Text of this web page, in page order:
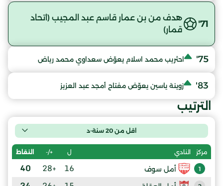
71'
هدف من بن عمار قاسم عبد المجيب (اتحاد
قمار)
75' احثريب محمد اسلام يعوّض سعداوي محمد رياض
83' زوينة ياسين يعوّض مفتاح أمجد عبد العزيز
الترتيب
اقل من 20 سنة-د
مركز النادي ل +/- النقاط
1 أمل سوف 16
+28
40